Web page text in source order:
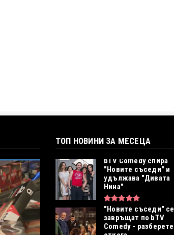
ТОП НОВИНИ ЗА МЕСЕЦА
bTV Comedy спира
"Новите съседи" и
удължава "Дивата
Нина"
"Новите съседи" се
завръщат по bTV
Comedy - разберете